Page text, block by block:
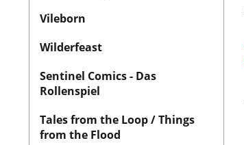
Vileborn
Wilderfeast
Sentinel Comics - Das
Rollenspiel
Tales from the Loop / Things
from the Flood